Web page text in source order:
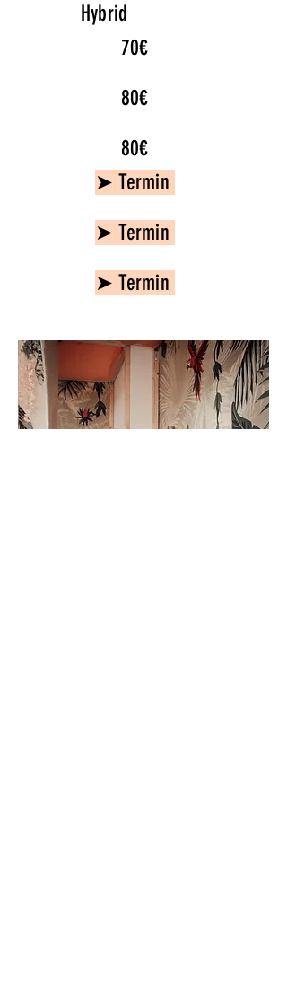
Hybrid
70€
80€
80€
➤ Termin
➤ Termin
➤ Termin